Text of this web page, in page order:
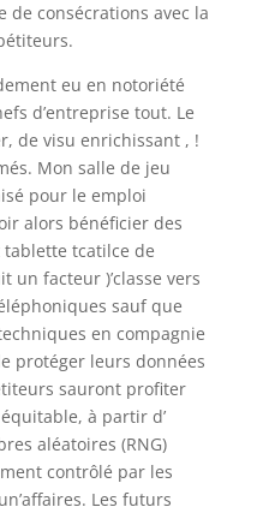
de consécrations avec la
eu en notoriété
d’entreprise tout. Le
de visu enrichissant , !
Mon salle de jeu
pour le emploi
alors bénéficier des
tcatilce de
un facteur )’classe vers
sauf que
en compagnie
protéger leurs données
sauront profiter
à partir d’
aléatoires (RNG)
contrôlé par les
Les futurs